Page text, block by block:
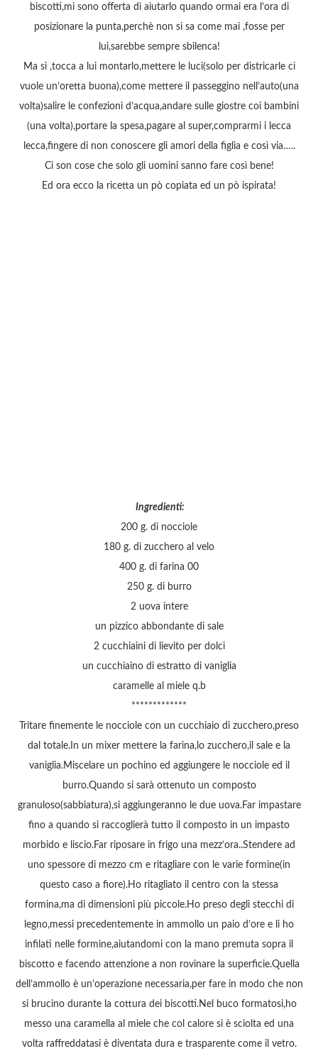
biscotti,mi sono offerta di aiutarlo quando ormai era l’ora di
posizionare la punta,perchè non si sa come mai ,fosse per
lui,sarebbe sempre sbilenca!
Ma si ,tocca a lui montarlo,mettere le luci(solo per districarle ci
vuole un’oretta buona),come mettere il passeggino nell’auto(una
volta)salire le confezioni d’acqua,andare sulle giostre coi bambini
(una volta),portare la spesa,pagare al super,comprarmi i lecca
lecca,fingere di non conoscere gli amori della figlia e così via…..
Ci son cose che solo gli uomini sanno fare così bene!
Ed ora ecco la ricetta un pò copiata ed un pò ispirata!
Ingredienti:
200 g. di nocciole
180 g. di zucchero al velo
400 g. di farina 00
250 g. di burro
2 uova intere
un pizzico abbondante di sale
2 cucchiaini di lievito per dolci
un cucchiaino di estratto di vaniglia
caramelle al miele q.b
*************
Tritare finemente le nocciole con un cucchiaio di zucchero,preso
dal totale.In un mixer mettere la farina,lo zucchero,il sale e la
vaniglia.Miscelare un pochino ed aggiungere le nocciole ed il
burro.Quando si sarà ottenuto un composto
granuloso(sabbiatura),si aggiungeranno le due uova.Far impastare
fino a quando si raccoglierà tutto il composto in un impasto
morbido e liscio.Far riposare in frigo una mezz’ora..Stendere ad
uno spessore di mezzo cm e ritagliare con le varie formine(in
questo caso a fiore).Ho ritagliato il centro con la stessa
formina,ma di dimensioni più piccole.Ho preso degli stecchi di
legno,messi precedentemente in ammollo un paio d’ore e li ho
infilati nelle formine,aiutandomi con la mano premuta sopra il
biscotto e facendo attenzione a non rovinare la superficie.Quella
dell’ammollo è un’operazione necessaria,per fare in modo che non
si brucino durante la cottura dei biscotti.Nel buco formatosi,ho
messo una caramella al miele che col calore si è sciolta ed una
volta raffreddatasi è diventata dura e trasparente come il vetro.